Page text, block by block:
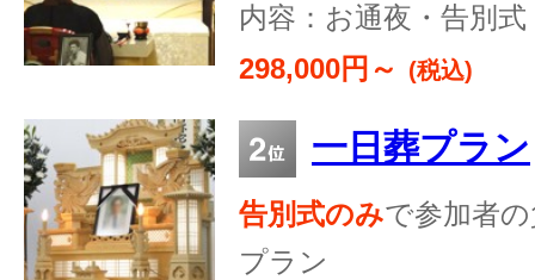
内容：お通夜・告別式
298,000円～
(税込)
一日葬プラン
告別式のみで参加者
プラン